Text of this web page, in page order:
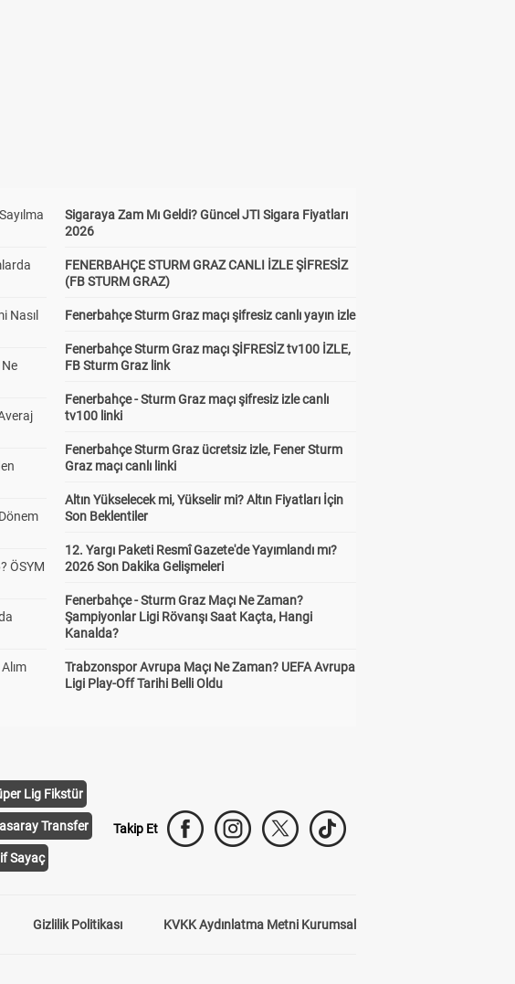
Nasıl
ÖSYM
Sigaraya Zam Mı Geldi? Güncel JTI Sigara Fiyatları
2026
FENERBAHÇE STURM GRAZ CANLI İZLE ŞİFRESİZ
(FB STURM GRAZ)
Fenerbahçe Sturm Graz maçı şifresiz canlı yayın izle
Fenerbahçe Sturm Graz maçı ŞİFRESİZ tv100 İZLE,
FB Sturm Graz link
Fenerbahçe - Sturm Graz maçı şifresiz izle canlı
tv100 linki
Fenerbahçe Sturm Graz ücretsiz izle, Fener Sturm
Graz maçı canlı linki
Altın Yükselecek mi, Yükselir mi? Altın Fiyatları İçin
Son Beklentiler
12. Yargı Paketi Resmî Gazete'de Yayımlandı mı?
2026 Son Dakika Gelişmeleri
Fenerbahçe - Sturm Graz Maçı Ne Zaman?
Şampiyonlar Ligi Rövanşı Saat Kaçta, Hangi
Kanalda?
Trabzonspor Avrupa Maçı Ne Zaman? UEFA Avrupa
Ligi Play-Off Tarihi Belli Oldu
Lig Fikstür
Transfer
Sayaç
Takip Et
Gizlilik Politikası KVKK Aydınlatma Metni Kurumsal